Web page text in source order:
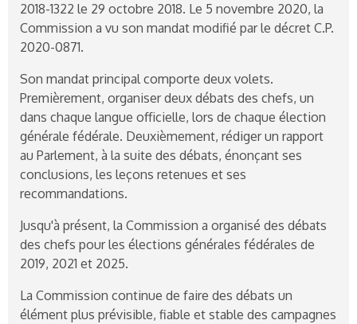
2018-1322 le 29 octobre 2018. Le 5 novembre 2020, la
Commission a vu son mandat modifié par le décret C.P.
2020-0871.
Son mandat principal comporte deux volets.
Premièrement, organiser deux débats des chefs, un
dans chaque langue officielle, lors de chaque élection
générale fédérale. Deuxièmement, rédiger un rapport
au Parlement, à la suite des débats, énonçant ses
conclusions, les leçons retenues et ses
recommandations.
Jusqu'à présent, la Commission a organisé des débats
des chefs pour les élections générales fédérales de
2019, 2021 et 2025.
La Commission continue de faire des débats un
élément plus prévisible, fiable et stable des campagnes